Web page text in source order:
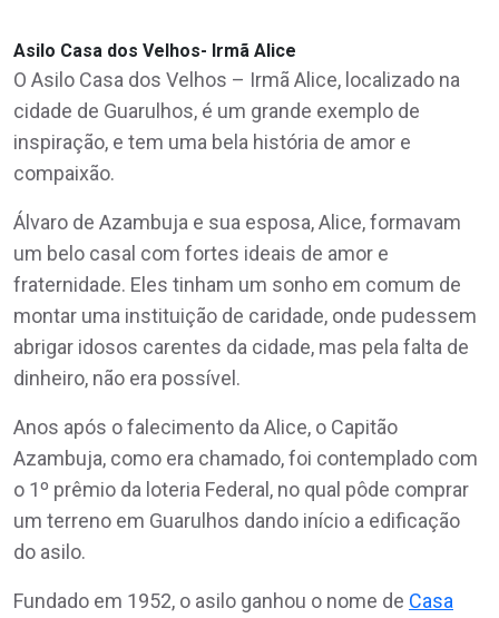
Asilo Casa dos Velhos- Irmã Alice
O Asilo Casa dos Velhos – Irmã Alice, localizado na
cidade de Guarulhos, é um grande exemplo de
inspiração, e tem uma bela história de amor e
compaixão.
Álvaro de Azambuja e sua esposa, Alice, formavam
um belo casal com fortes ideais de amor e
fraternidade. Eles tinham um sonho em comum de
montar uma instituição de caridade, onde pudessem
abrigar idosos carentes da cidade, mas pela falta de
dinheiro, não era possível.
Anos após o falecimento da Alice, o Capitão
Azambuja, como era chamado, foi contemplado com
o 1º prêmio da loteria Federal, no qual pôde comprar
um terreno em Guarulhos dando início a edificação
do asilo.
Fundado em 1952, o asilo ganhou o nome de Casa